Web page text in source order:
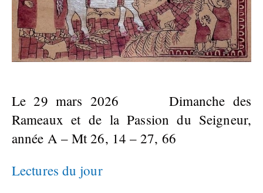
Le 29 mars 2026 Dimanche des
Rameaux et de la Passion du Seigneur,
année A – Mt 26, 14 – 27, 66
Lectures du jour